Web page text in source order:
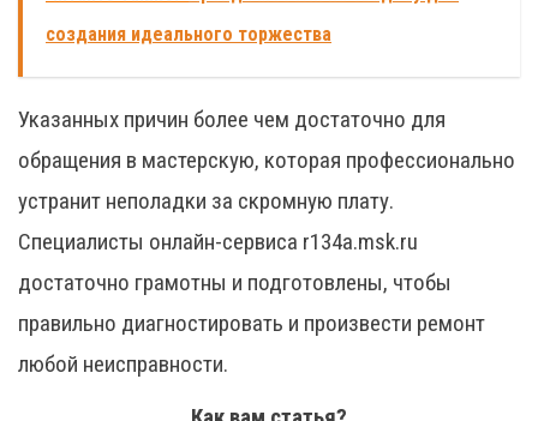
создания идеального торжества
Указанных причин более чем достаточно для
обращения в мастерскую, которая профессионально
устранит неполадки за скромную плату.
Специалисты онлайн-сервиса r134a.msk.ru
достаточно грамотны и подготовлены, чтобы
правильно диагностировать и произвести ремонт
любой неисправности.